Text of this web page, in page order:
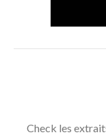
Check les